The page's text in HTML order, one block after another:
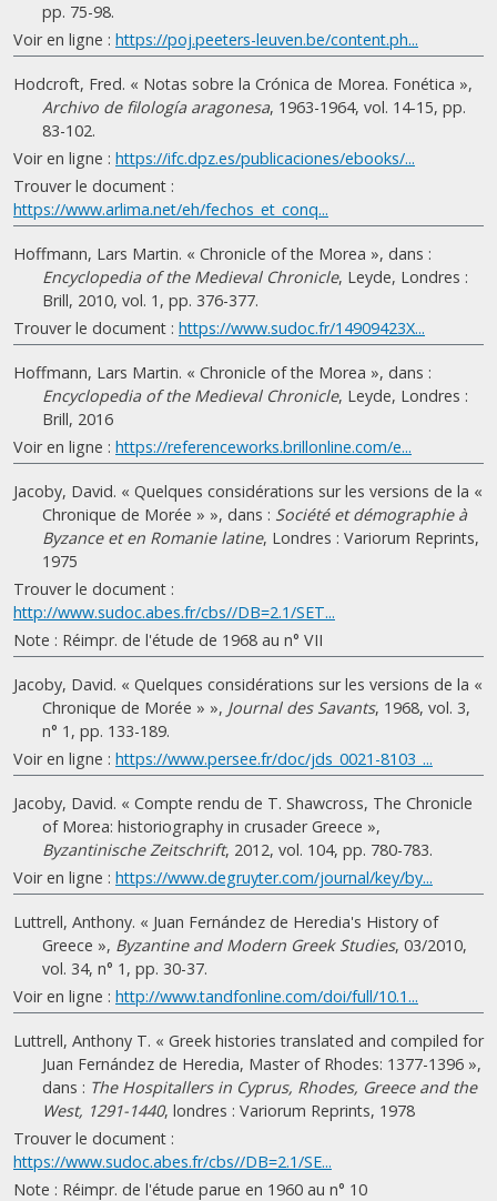
pp. 75-98.
Voir en ligne : https://poj.peeters-leuven.be/content.ph...
Hodcroft, Fred. « Notas sobre la Crónica de Morea. Fonética »,
Archivo de filología aragonesa, 1963-1964, vol. 14-15, pp.
83-102.
Voir en ligne : https://ifc.dpz.es/publicaciones/ebooks/...
Trouver le document :
https://www.arlima.net/eh/fechos_et_conq...
Hoffmann, Lars Martin. « Chronicle of the Morea », dans :
Encyclopedia of the Medieval Chronicle, Leyde, Londres :
Brill, 2010, vol. 1, pp. 376-377.
Trouver le document : https://www.sudoc.fr/14909423X...
Hoffmann, Lars Martin. « Chronicle of the Morea », dans :
Encyclopedia of the Medieval Chronicle, Leyde, Londres :
Brill, 2016
Voir en ligne : https://referenceworks.brillonline.com/e...
Jacoby, David. « Quelques considérations sur les versions de la «
Chronique de Morée » », dans : Société et démographie à
Byzance et en Romanie latine, Londres : Variorum Reprints,
1975
Trouver le document :
http://www.sudoc.abes.fr/cbs//DB=2.1/SET...
Note : Réimpr. de l'étude de 1968 au n° VII
Jacoby, David. « Quelques considérations sur les versions de la «
Chronique de Morée » », Journal des Savants, 1968, vol. 3,
n° 1, pp. 133-189.
Voir en ligne : https://www.persee.fr/doc/jds_0021-8103_...
Jacoby, David. « Compte rendu de T. Shawcross, The Chronicle
of Morea: historiography in crusader Greece »,
Byzantinische Zeitschrift, 2012, vol. 104, pp. 780-783.
Voir en ligne : https://www.degruyter.com/journal/key/by...
Luttrell, Anthony. « Juan Fernández de Heredia's History of
Greece », Byzantine and Modern Greek Studies, 03/2010,
vol. 34, n° 1, pp. 30-37.
Voir en ligne : http://www.tandfonline.com/doi/full/10.1...
Luttrell, Anthony T. « Greek histories translated and compiled for
Juan Fernández de Heredia, Master of Rhodes: 1377-1396 »,
dans : The Hospitallers in Cyprus, Rhodes, Greece and the
West, 1291-1440, londres : Variorum Reprints, 1978
Trouver le document :
https://www.sudoc.abes.fr/cbs//DB=2.1/SE...
Note : Réimpr. de l'étude parue en 1960 au n° 10